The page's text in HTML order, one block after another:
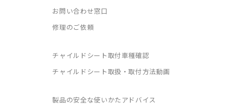
お問い合わせ窓口
修理のご依頼
チャイルドシート取付車種確認
チャイルドシート取扱・取付方法動画
製品の安全な使いかたアドバイス